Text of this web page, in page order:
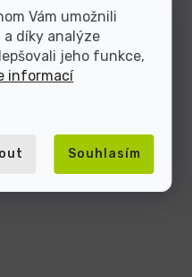
Vám umožnili
díky analýze
jeho funkce,
informací
Souhlasím